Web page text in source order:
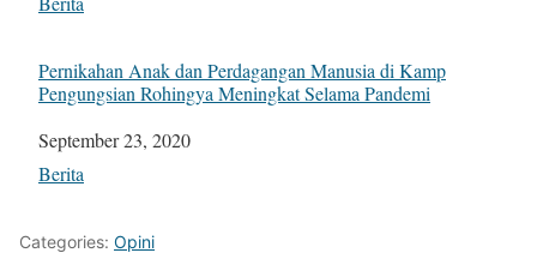
Pernikahan Anak dan Perdagangan Manusia di Kamp
Pengungsian Rohingya Meningkat Selama Pandemi
Tanggal
September 23, 2020
Sehubungan dengan
Berita
Categories: Opini